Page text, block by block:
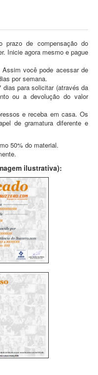
prazo de compensação do
Inicie agora mesmo e pague
você pode acessar de
por semana.
para solicitar (através da
ou a devolução do valor
e receba em casa. Os
de gramatura diferente e
50% do material.
ilustrativa):